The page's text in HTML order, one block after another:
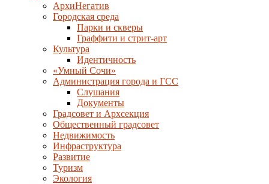
АрхиНегатив
Городская среда
Парки и скверы
Граффити и стрит-арт
Культура
Идентичность
«Умный Сочи»
Администрация города и ГСС
Слушания
Документы
Градсовет и Архсекция
Общественный градсовет
Недвижимость
Инфраструктура
Развитие
Туризм
Экология